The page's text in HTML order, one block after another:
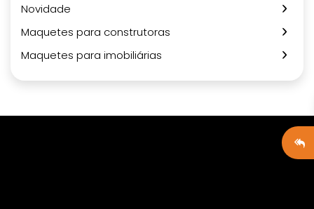
Novidade
Maquetes para construtoras
Maquetes para imobiliárias